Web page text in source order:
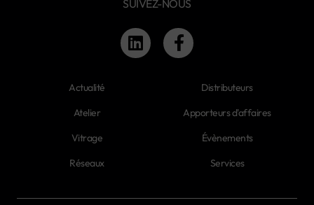
SUIVEZ-NOUS
Actualité
Atelier
Vitrage
Réseaux
Distributeurs
Apporteurs d'affaires
Évènements
Services